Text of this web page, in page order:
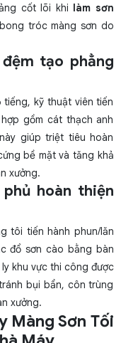
cốt lõi khi làm sơn
tróc màng sơn do
tạo phẳng
kỹ thuật viên tiến
gồm cát thạch anh
giúp triệt tiêu hoàn
bề mặt và tăng khả
xưởng.
hoàn thiện
tôi tiến hành phun/lăn
đổ sơn cào bằng bàn
khu vực thi công được
bụi bẩn, côn trùng
xưởng.
Màng Sơn Tối